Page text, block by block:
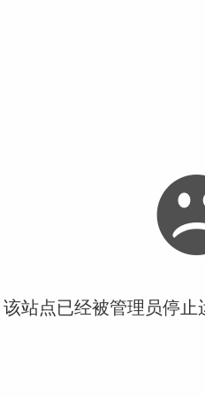
站点已经被管理员停